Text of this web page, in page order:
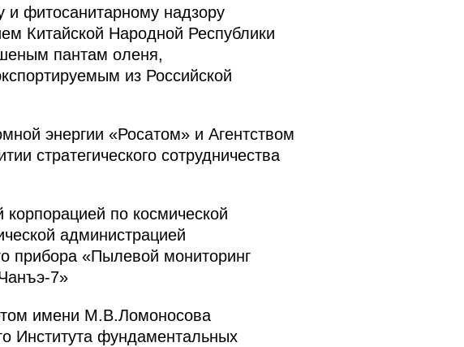
фитосанитарному надзору
Китайской Народной Республики
пантам оленя,
из Российской
энергии «Росатом» и Агентством
стратегического сотрудничества
по космической
администрацией
прибора «Пылевой мониторинг
7»
имени М.В.Ломоносова
Института фундаментальных